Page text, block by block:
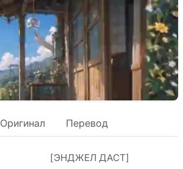
Оригинал Перевод
[ЭНДЖЕЛ ДАСТ]